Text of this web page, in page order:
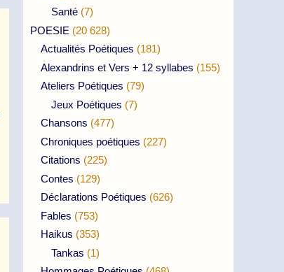
Santé (7)
POESIE (20 628)
Actualités Poétiques (181)
Alexandrins et Vers + 12 syllabes (155)
Ateliers Poétiques (79)
Jeux Poétiques (7)
Chansons (477)
Chroniques poétiques (227)
Citations (225)
Contes (129)
Déclarations Poétiques (626)
Fables (753)
Haikus (353)
Tankas (1)